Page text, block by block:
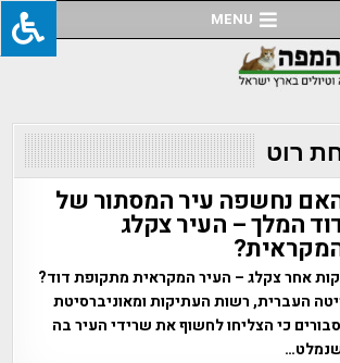
MENU
רוט
נחשפה עיר המסתור של
המלך – העיר צקלג
אחר צקלג – העיר המקראית מתקופת דוד?
העברית, רשות העתיקות ומאוניברסיטת
כי הצליחו לחשוף את שרידי העיר בה